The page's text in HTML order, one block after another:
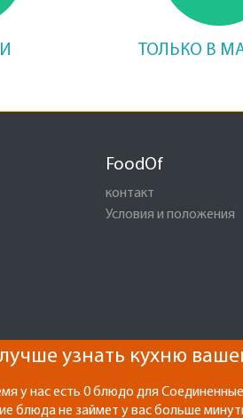
ТОЛЬКО В
FoodOf
контакт
Условия и положения
узнать кухню
у нас есть 0 блюдо для
блюда не займет у вас больше